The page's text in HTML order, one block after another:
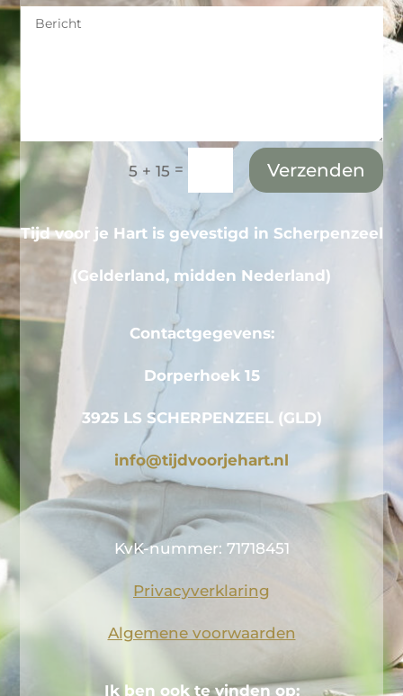
5 + 15 = Verzenden
Tijd voor je Hart is gevestigd in Scherpenzeel
(Gelderland, midden Nederland)
Contactgegevens:
Dorperhoek 15
3925 LS SCHERPENZEEL (GLD)
info@tijdvoorjehart.nl
KvK-nummer: 71718451
Privacyverklaring
Algemene voorwaarden
Ik ben ook te vinden op: